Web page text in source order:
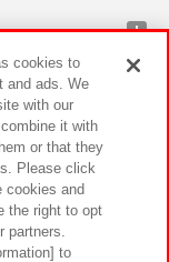
トポリシー
ィ方針と検証結果
cookies to
and ads. We
with our
it with
or that they
Please click
cookies and
the right to opt
partners.
to